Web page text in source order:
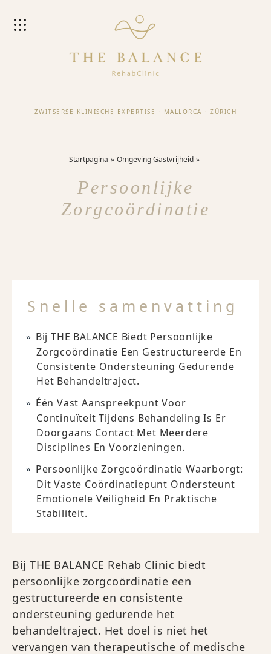
ZWITSERSE KLINISCHE EXPERTISE · MALLORCA · ZÜRICH
Startpagina Omgeving Gastvrijheid
Persoonlijke
Zorgcoördinatie
Snelle samenvatting
Bij THE BALANCE Biedt Persoonlijke
Zorgcoördinatie Een Gestructureerde En
Consistente Ondersteuning Gedurende
Het Behandeltraject.
Één Vast Aanspreekpunt Voor
Continuïteit Tijdens Behandeling Is Er
Doorgaans Contact Met Meerdere
Disciplines En Voorzieningen.
Persoonlijke Zorgcoördinatie Waarborgt:
Dit Vaste Coördinatiepunt Ondersteunt
Emotionele Veiligheid En Praktische
Stabiliteit.
Bij THE BALANCE Rehab Clinic biedt
persoonlijke zorgcoördinatie een
gestructureerde en consistente
ondersteuning gedurende het
behandeltraject. Het doel is niet het
vervangen van therapeutische of medische